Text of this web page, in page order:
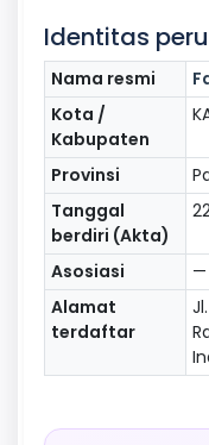
Identitas
Nama resmi
Kota /
Kabupaten
Provinsi
Tanggal
berdiri (Akta)
Asosiasi
—
Alamat
terdaftar